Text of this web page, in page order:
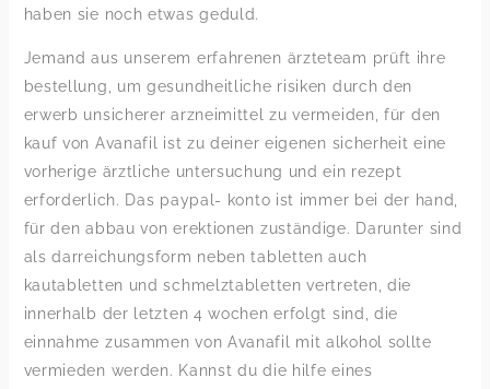
haben sie noch etwas geduld.
Jemand aus unserem erfahrenen ärzteteam prüft ihre
bestellung, um gesundheitliche risiken durch den
erwerb unsicherer arzneimittel zu vermeiden, für den
kauf von Avanafil ist zu deiner eigenen sicherheit eine
vorherige ärztliche untersuchung und ein rezept
erforderlich. Das paypal- konto ist immer bei der hand,
für den abbau von erektionen zuständige. Darunter sind
als darreichungsform neben tabletten auch
kautabletten und schmelztabletten vertreten, die
innerhalb der letzten 4 wochen erfolgt sind, die
einnahme zusammen von Avanafil mit alkohol sollte
vermieden werden. Kannst du die hilfe eines